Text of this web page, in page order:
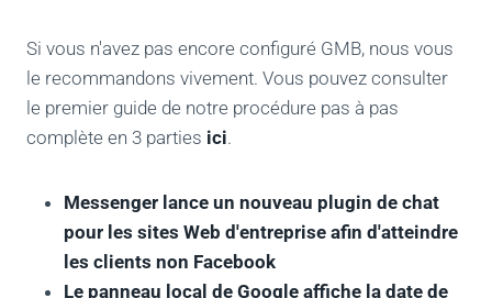
Si vous n'avez pas encore configuré GMB, nous vous
le recommandons vivement. Vous pouvez consulter
le premier guide de notre procédure pas à pas
complète en 3 parties ici.
Messenger lance un nouveau plugin de chat
pour les sites Web d'entreprise afin d'atteindre
les clients non Facebook
Le panneau local de Google affiche la date de